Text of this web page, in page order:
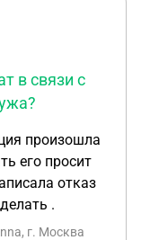
в связи с
произошла
его просит
отказ
.
г. Москва